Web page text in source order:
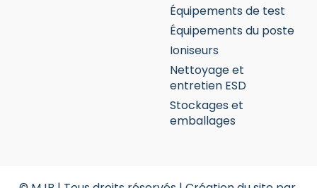
Équipements de test
Équipements du poste
Ioniseurs
Nettoyage et
entretien ESD
Stockages et
emballages